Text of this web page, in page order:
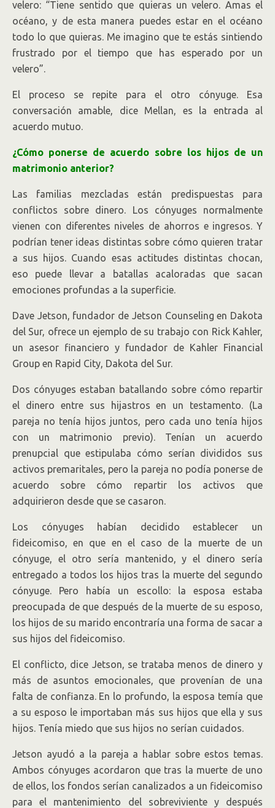
velero: “Tiene sentido que quieras un velero. Amas el
océano, y de esta manera puedes estar en el océano
todo lo que quieras. Me imagino que te estás sintiendo
frustrado por el tiempo que has esperado por un
velero”.
El proceso se repite para el otro cónyuge. Esa
conversación amable, dice Mellan, es la entrada al
acuerdo mutuo.
¿Cómo ponerse de acuerdo sobre los hijos de un
matrimonio anterior?
Las familias mezcladas están predispuestas para
conflictos sobre dinero. Los cónyuges normalmente
vienen con diferentes niveles de ahorros e ingresos. Y
podrían tener ideas distintas sobre cómo quieren tratar
a sus hijos. Cuando esas actitudes distintas chocan,
eso puede llevar a batallas acaloradas que sacan
emociones profundas a la superficie.
Dave Jetson, fundador de Jetson Counseling en Dakota
del Sur, ofrece un ejemplo de su trabajo con Rick Kahler,
un asesor financiero y fundador de Kahler Financial
Group en Rapid City, Dakota del Sur.
Dos cónyuges estaban batallando sobre cómo repartir
el dinero entre sus hijastros en un testamento. (La
pareja no tenía hijos juntos, pero cada uno tenía hijos
con un matrimonio previo). Tenían un acuerdo
prenupcial que estipulaba cómo serían divididos sus
activos premaritales, pero la pareja no podía ponerse de
acuerdo sobre cómo repartir los activos que
adquirieron desde que se casaron.
Los cónyuges habían decidido establecer un
fideicomiso, en que en el caso de la muerte de un
cónyuge, el otro sería mantenido, y el dinero sería
entregado a todos los hijos tras la muerte del segundo
cónyuge. Pero había un escollo: la esposa estaba
preocupada de que después de la muerte de su esposo,
los hijos de su marido encontraría una forma de sacar a
sus hijos del fideicomiso.
El conflicto, dice Jetson, se trataba menos de dinero y
más de asuntos emocionales, que provenían de una
falta de confianza. En lo profundo, la esposa temía que
a su esposo le importaban más sus hijos que ella y sus
hijos. Tenía miedo que sus hijos no serían cuidados.
Jetson ayudó a la pareja a hablar sobre estos temas.
Ambos cónyuges acordaron que tras la muerte de uno
de ellos, los fondos serían canalizados a un fideicomiso
para el mantenimiento del sobreviviente y después